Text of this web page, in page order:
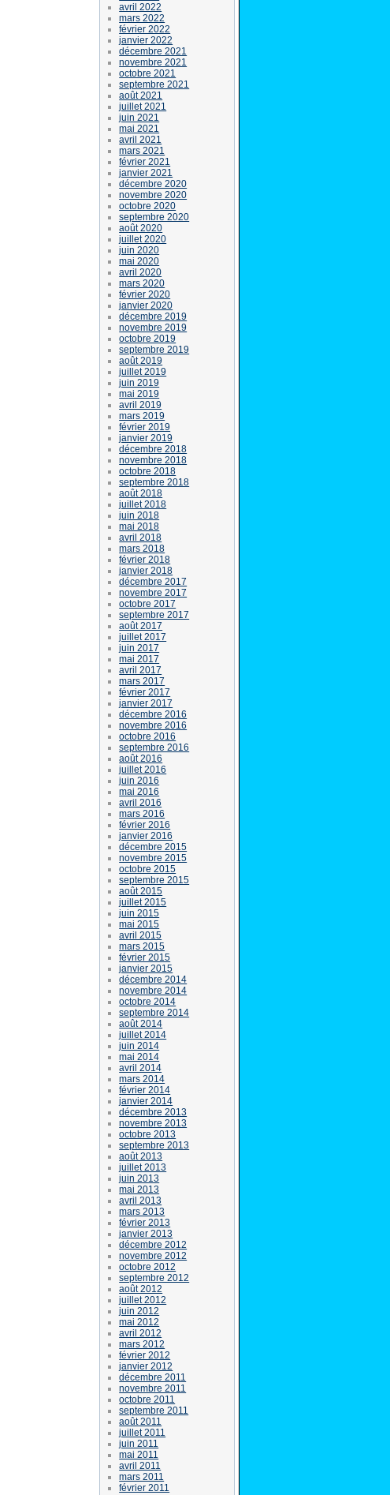
avril 2022
mars 2022
février 2022
janvier 2022
décembre 2021
novembre 2021
octobre 2021
septembre 2021
août 2021
juillet 2021
juin 2021
mai 2021
avril 2021
mars 2021
février 2021
janvier 2021
décembre 2020
novembre 2020
octobre 2020
septembre 2020
août 2020
juillet 2020
juin 2020
mai 2020
avril 2020
mars 2020
février 2020
janvier 2020
décembre 2019
novembre 2019
octobre 2019
septembre 2019
août 2019
juillet 2019
juin 2019
mai 2019
avril 2019
mars 2019
février 2019
janvier 2019
décembre 2018
novembre 2018
octobre 2018
septembre 2018
août 2018
juillet 2018
juin 2018
mai 2018
avril 2018
mars 2018
février 2018
janvier 2018
décembre 2017
novembre 2017
octobre 2017
septembre 2017
août 2017
juillet 2017
juin 2017
mai 2017
avril 2017
mars 2017
février 2017
janvier 2017
décembre 2016
novembre 2016
octobre 2016
septembre 2016
août 2016
juillet 2016
juin 2016
mai 2016
avril 2016
mars 2016
février 2016
janvier 2016
décembre 2015
novembre 2015
octobre 2015
septembre 2015
août 2015
juillet 2015
juin 2015
mai 2015
avril 2015
mars 2015
février 2015
janvier 2015
décembre 2014
novembre 2014
octobre 2014
septembre 2014
août 2014
juillet 2014
juin 2014
mai 2014
avril 2014
mars 2014
février 2014
janvier 2014
décembre 2013
novembre 2013
octobre 2013
septembre 2013
août 2013
juillet 2013
juin 2013
mai 2013
avril 2013
mars 2013
février 2013
janvier 2013
décembre 2012
novembre 2012
octobre 2012
septembre 2012
août 2012
juillet 2012
juin 2012
mai 2012
avril 2012
mars 2012
février 2012
janvier 2012
décembre 2011
novembre 2011
octobre 2011
septembre 2011
août 2011
juillet 2011
juin 2011
mai 2011
avril 2011
mars 2011
février 2011